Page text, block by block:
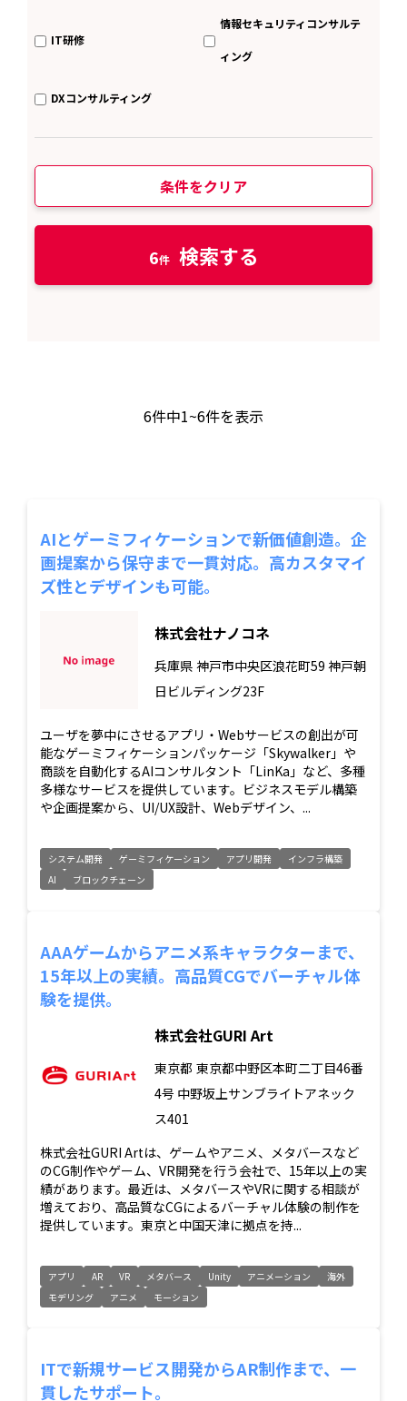
IT研修
情報セキュリティコンサルテ
ィング
DXコンサルティング
条件をクリア
6 検索する
6件中1~6件を表示
AIとゲーミフィケーションで新価値創造。企
画提案から保守まで一貫対応。高カスタマイ
ズ性とデザインも可能。
株式会社ナノコネ
兵庫県 神戸市中央区浪花町59 神戸朝
日ビルディング23F
ユーザを夢中にさせるアプリ・Webサービスの創出が可
能なゲーミフィケーションパッケージ「Skywalker」や
商談を自動化するAIコンサルタント「LinKa」など、多種
多様なサービスを提供しています。ビジネスモデル構築
や企画提案から、UI/UX設計、Webデザイン、...
システム開発 ゲーミフィケーション アプリ開発
インフラ構築
AI
ブロックチェーン
AAAゲームからアニメ系キャラクターまで、
15年以上の実績。高品質CGでバーチャル体
験を提供。
株式会社GURI Art
東京都 東京都中野区本町二丁目46番
4号 中野坂上サンブライトアネック
ス401
株式会社GURI Artは、ゲームやアニメ、メタバースなど
のCG制作やゲーム、VR開発を行う会社で、15年以上の実
績があります。最近は、メタバースやVRに関する相談が
増えており、高品質なCGによるバーチャル体験の制作を
提供しています。東京と中国天津に拠点を持...
アプリ AR VR メタバース Unity アニメーション
海外
モデリング
アニメ モーション
ITで新規サービス開発からAR制作まで、一
貫したサポート。